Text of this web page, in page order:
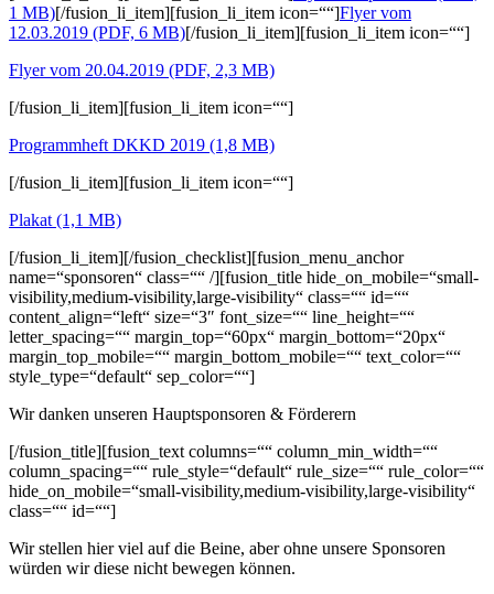
1 MB)[/fusion_li_item][fusion_li_item icon=““]Flyer vom
12.03.2019 (PDF, 6 MB)[/fusion_li_item][fusion_li_item icon=““]
Flyer vom 20.04.2019 (PDF, 2,3 MB)
[/fusion_li_item][fusion_li_item icon=““]
Programmheft DKKD 2019 (1,8 MB)
[/fusion_li_item][fusion_li_item icon=““]
Plakat (1,1 MB)
[/fusion_li_item][/fusion_checklist][fusion_menu_anchor
name=“sponsoren“ class=““ /][fusion_title hide_on_mobile=“small-
visibility,medium-visibility,large-visibility“ class=““ id=““
content_align=“left“ size=“3″ font_size=““ line_height=““
letter_spacing=““ margin_top=“60px“ margin_bottom=“20px“
margin_top_mobile=““ margin_bottom_mobile=““ text_color=““
style_type=“default“ sep_color=““]
Wir danken unseren Hauptsponsoren & Förderern
[/fusion_title][fusion_text columns=““ column_min_width=““
column_spacing=““ rule_style=“default“ rule_size=““ rule_color=““
hide_on_mobile=“small-visibility,medium-visibility,large-visibility“
class=““ id=““]
Wir stellen hier viel auf die Beine, aber ohne unsere Sponsoren
würden wir diese nicht bewegen können.